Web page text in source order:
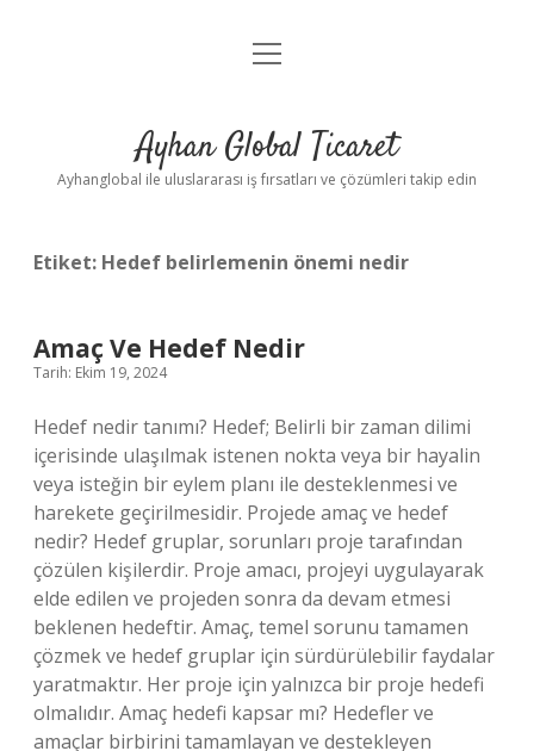
Anasayfa
Yasal Uyarı
menüyü
Ayhan Global Ticaret
Ayhanglobal ile uluslararası iş fırsatları ve çözümleri takip edin
Etiket: Hedef belirlemenin önemi nedir
Amaç Ve Hedef Nedir
Tarih: Ekim 19, 2024
Hedef nedir tanımı? Hedef; Belirli bir zaman dilimi
içerisinde ulaşılmak istenen nokta veya bir hayalin
veya isteğin bir eylem planı ile desteklenmesi ve
harekete geçirilmesidir. Projede amaç ve hedef
nedir? Hedef gruplar, sorunları proje tarafından
çözülen kişilerdir. Proje amacı, projeyi uygulayarak
elde edilen ve projeden sonra da devam etmesi
beklenen hedeftir. Amaç, temel sorunu tamamen
çözmek ve hedef gruplar için sürdürülebilir faydalar
yaratmaktır. Her proje için yalnızca bir proje hedefi
olmalıdır. Amaç hedefi kapsar mı? Hedefler ve
amaçlar birbirini tamamlayan ve destekleyen